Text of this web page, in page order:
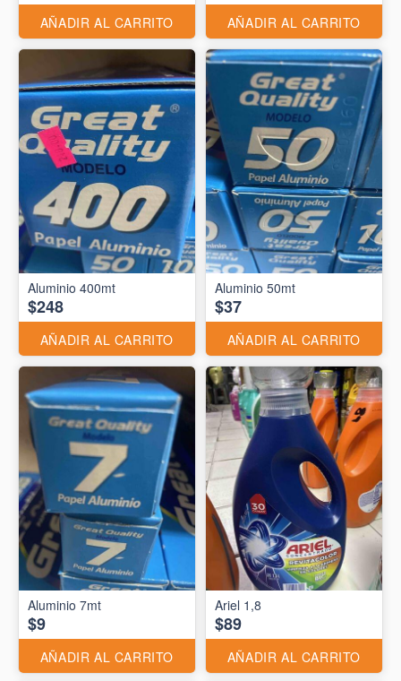
AÑADIR AL CARRITO AÑADIR AL CARRITO
Aluminio 400mt
$248
AÑADIR AL CARRITO
Aluminio 50mt
$37
AÑADIR AL CARRITO
Aluminio 7mt
$9
AÑADIR AL CARRITO
Ariel 1,8
$89
AÑADIR AL CARRITO